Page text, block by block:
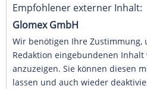
Empfohlener externer Inhalt:
Glomex GmbH
Wir benötigen Ihre Zustimmung,
Redaktion eingebundenen Inhalt
anzuzeigen. Sie können diesen
lassen und auch wieder